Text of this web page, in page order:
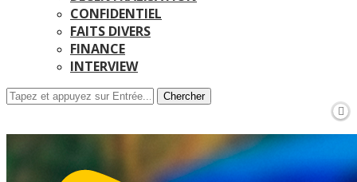
CONFIDENTIEL
FAITS DIVERS
FINANCE
INTERVIEW
Chercher